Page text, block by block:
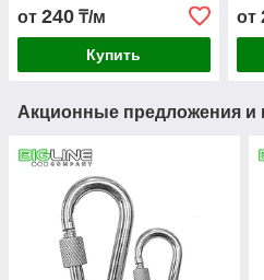
от 240 ₸/м
Купить
от
Акционные предложения и